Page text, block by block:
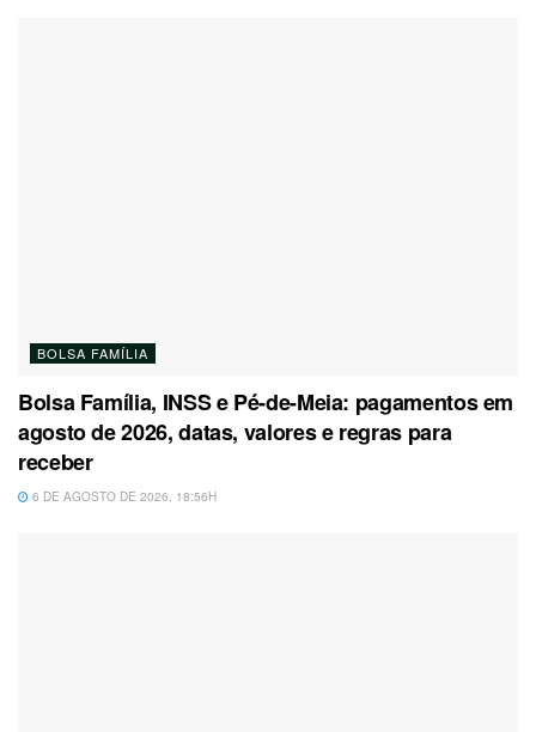
BOLSA FAMÍLIA
Bolsa Família, INSS e Pé-de-Meia: pagamentos em
agosto de 2026, datas, valores e regras para
receber
6 DE AGOSTO DE 2026, 18:56H